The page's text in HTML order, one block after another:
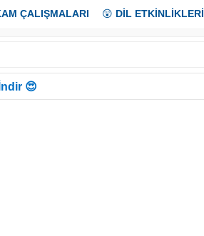
ÇALIŞMALARI 😲 DİL ETKİNLİKLERİ
😍